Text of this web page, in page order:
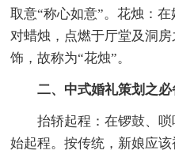
取意“称心如意”。花烛：
对蜡烛，点燃于厅堂及洞
饰，故称为“花烛”。
二、中式婚礼策划之
抬轿起程：在锣鼓、唢
始起程。按传统，新娘应